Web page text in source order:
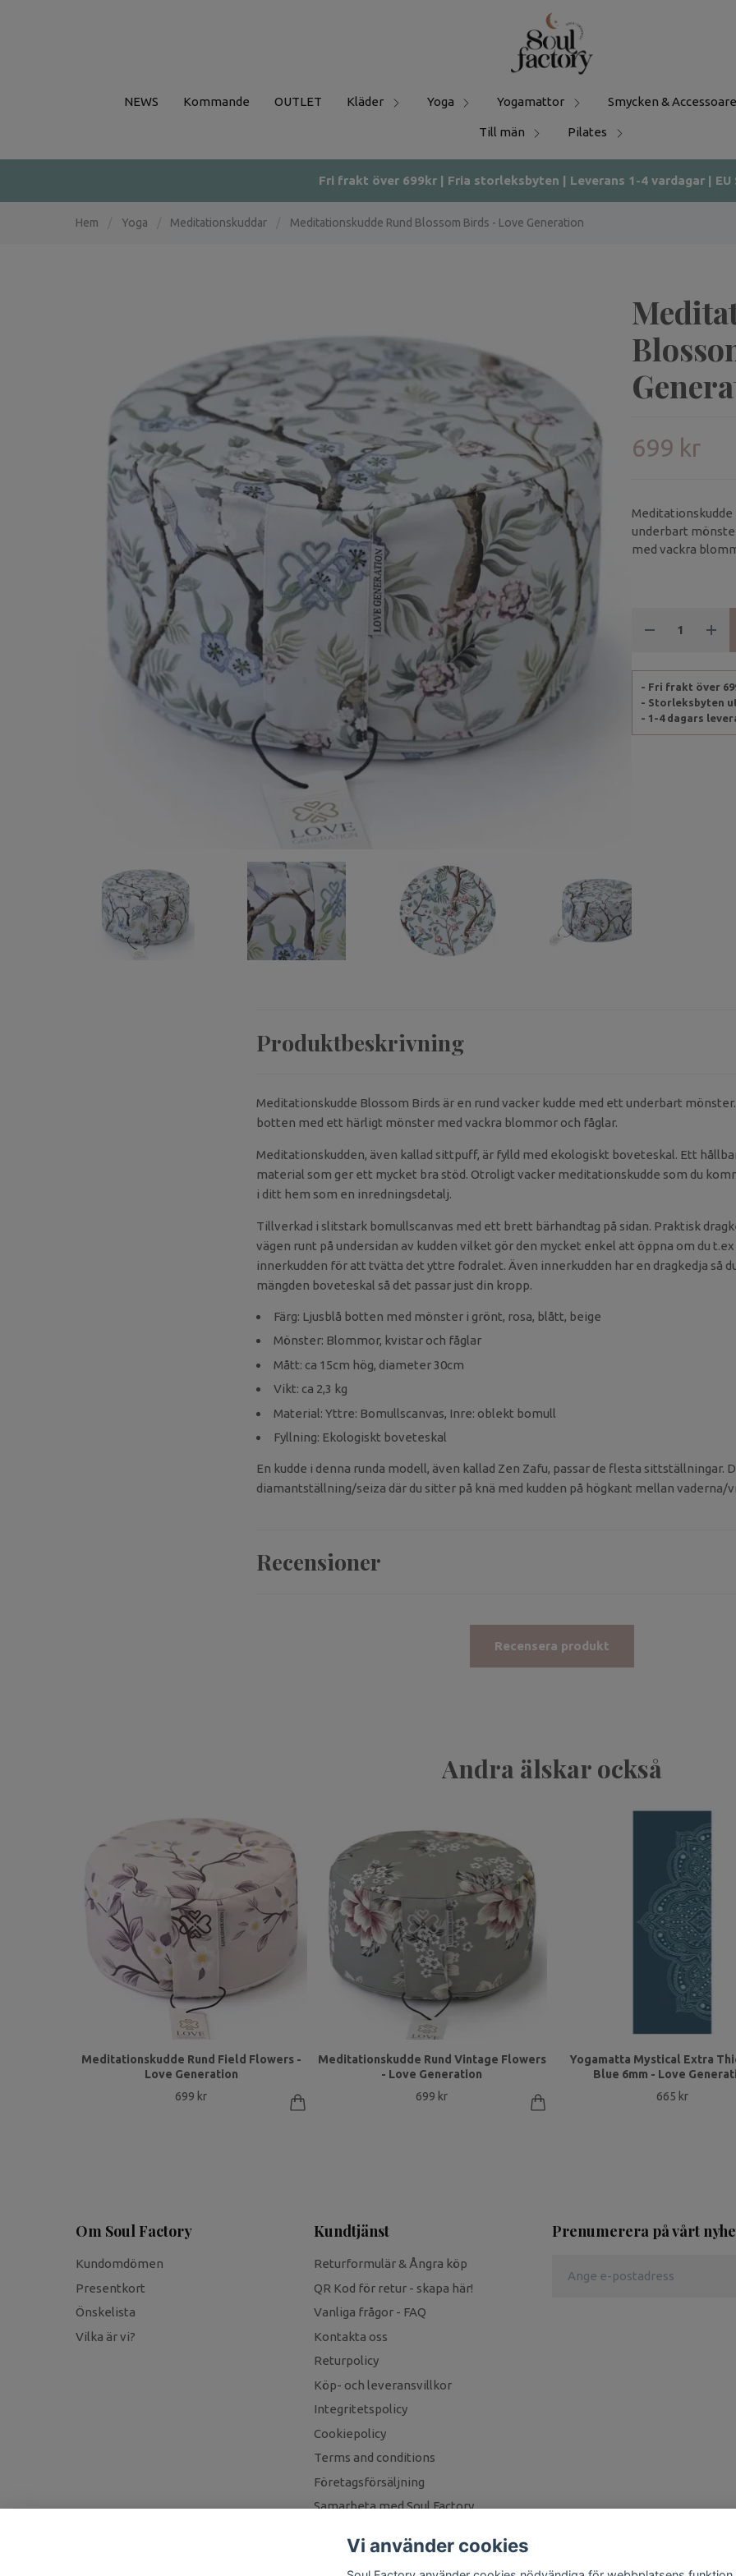
NEWS Kommande OUTLET Kläder Yoga Yogamattor Smycken &
Till män Pilates
Fri frakt över 699kr | Fria storleksbyten | Leverans 1-4 vardagar | EU
Hem Yoga Meditationskuddar Meditationskudde Rund Blossom Birds - Love Generation
699 kr
Meditationskudde
underbart
med vackra
- Fri frakt över
- Storleksbyten
- 1-4 dagars
Produktbeskrivning
Meditationskudde Blossom Birds är en rund vacker kudde med ett underbart
botten med ett härligt mönster med vackra blommor och fåglar.
Meditationskudden, även kallad sittpuff, är fylld med ekologiskt boveteskal. Ett
material som ger ett mycket bra stöd. Otroligt vacker meditationskudde som du
i ditt hem som en inredningsdetalj.
Tillverkad i slitstark bomullscanvas med ett brett bärhandtag på sidan. Praktisk
vägen runt på undersidan av kudden vilket gör den mycket enkel att öppna om du
innerkudden för att tvätta det yttre fodralet. Även innerkudden har en dragkedja så
mängden boveteskal så det passar just din kropp.
Färg: Ljusblå botten med mönster i grönt, rosa, blått, beige
Mönster: Blommor, kvistar och fåglar
Mått: ca 15cm hög, diameter 30cm
Vikt: ca 2,3 kg
Material: Yttre: Bomullscanvas, Inre: oblekt bomull
Fyllning: Ekologiskt boveteskal
En kudde i denna runda modell, även kallad Zen Zafu, passar de flesta sittställningar.
diamantställning/seiza där du sitter på knä med kudden på högkant mellan vaderna/
Recensioner
Recensera produkt
Andra älskar också
Meditationskudde Rund Field Flowers -
Love Generation
699 kr
Meditationskudde Rund Vintage Flowers
- Love Generation
699 kr
Yogamatta Mystical Extra
Blue 6mm - Love
665 kr
Om Soul Factory
Kundomdömen
Presentkort
Önskelista
Vilka är vi?
Kundtjänst
Returformulär & Ångra köp
QR Kod för retur - skapa här!
Vanliga frågor - FAQ
Kontakta oss
Returpolicy
Köp- och leveransvillkor
Integritetspolicy
Cookiepolicy
Terms and conditions
Företagsförsäljning
Samarbeta med Soul Factory
Prenumerera på vårt
Vi använder cookies